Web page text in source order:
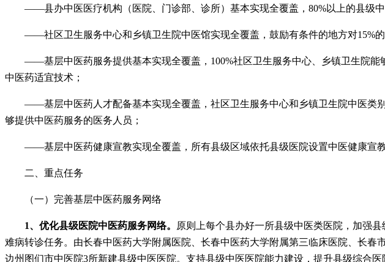
——县办中医医疗机构（医院、门诊部、诊所）基本实现全覆盖，80%以上的县级中
——社区卫生服务中心和乡镇卫生院中医馆实现全覆盖，鼓励有条件的地方对15%
——基层中医药服务提供基本实现全覆盖，100%社区卫生服务中心、乡镇卫生院能
中医药适宜技术；
——基层中医药人才配备基本实现全覆盖，社区卫生服务中心和乡镇卫生院中医类
够提供中医药服务的医务人员；
——基层中医药健康宣教实现全覆盖，所有县级区域依托县级医院设置中医健康宣
二、重点任务
（一）完善基层中医药服务网络
1、优化县级医院中医药服务网络。
原则上每个县办好一所县级中医类医院，加强
难病转诊任务。由长春中医药大学附属医院、长春中医药大学附属第三临床医院、长
边州图们市中医院3所新建县级中医医院。支持县级中医医院能力建设，提升县级综合